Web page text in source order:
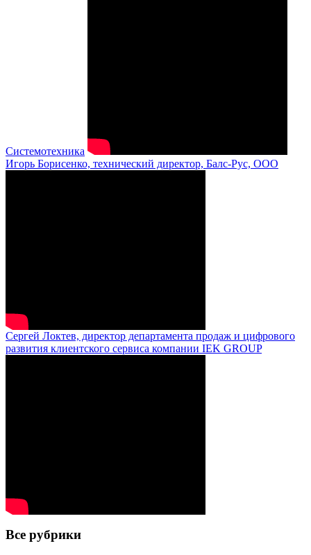
Системотехника
Игорь Борисенко, технический директор, Балс-Рус, ООО
Сергей Локтев, директор департамента продаж и цифрового
развития клиентского сервиса компании IEK GROUP
Все рубрики